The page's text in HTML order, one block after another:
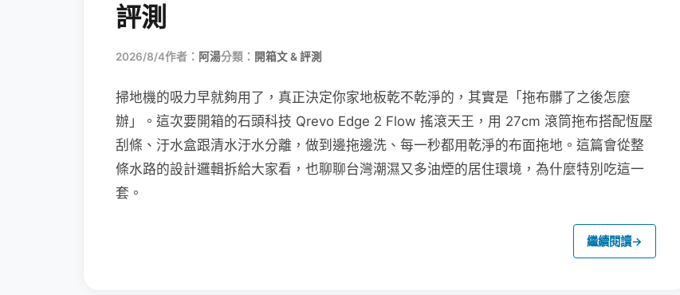
評測
2026/8/4作者： 阿湯分類： 開箱文 & 評測
掃地機的吸力早就夠用了，真正決定你家地板乾不乾淨的，其實是「拖布髒了之後怎麼
辦」。這次要開箱的石頭科技 Qrevo Edge 2 Flow 搖滾天王，用 27cm 滾筒拖布搭配恆壓
刮條、汙水盒跟清水汙水分離，做到邊拖邊洗、每一秒都用乾淨的布面拖地。這篇會從整
條水路的設計邏輯拆給大家看，也聊聊台灣潮濕又多油煙的居住環境，為什麼特別吃這一
套。
繼續閱讀→